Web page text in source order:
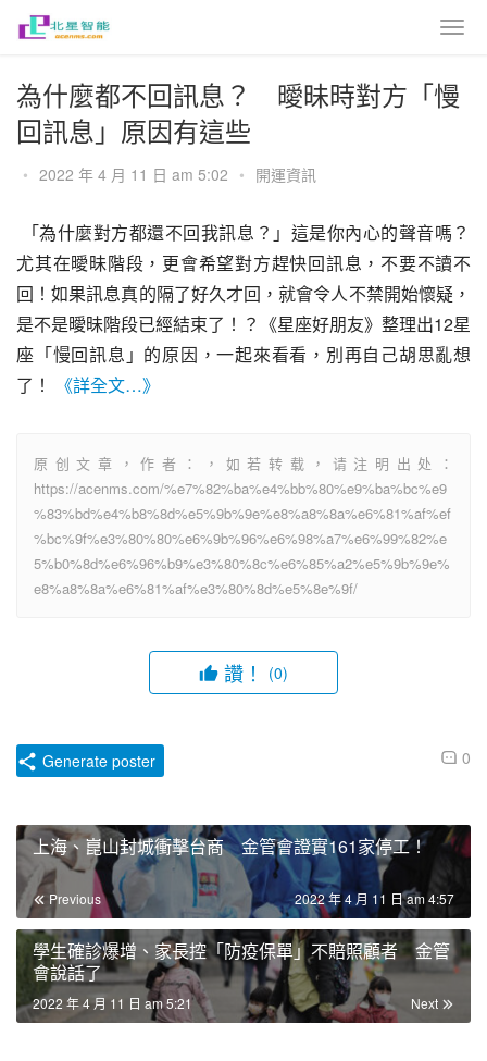
為什麼都不回訊息？ 曖昧時對方「慢
回訊息」原因有這些
• 2022 年 4 月 11 日 am 5:02 • 開運資訊
尤其在曖昧階段，更會希望對方趕快回訊息，不要不讀不
回！如果訊息真的隔了好久才回，就會令人不禁開始懷疑，
是不是曖昧階段已經結束了！？《星座好朋友》整理出12星
座「慢回訊息」的原因，一起來看看，別再自己胡思亂想
了！
《詳全文…》
原创文章，作者：，如若转载，请注明出处：
https://acenms.com/%e7%82%ba%e4%bb%80%e9%ba%bc%e9
%83%bd%e4%b8%8d%e5%9b%9e%e8%a8%8a%e6%81%af%ef
%bc%9f%e3%80%80%e6%9b%96%e6%98%a7%e6%99%82%e
5%b0%8d%e6%96%b9%e3%80%8c%e6%85%a2%e5%9b%9e%
e8%a8%8a%e6%81%af%e3%80%8d%e5%8e%9f/
讚！ (0)
0
Generate poster
上海、崑山封城衝擊台商 金管會證實161家停工！
Previous 2022 年 4 月 11 日 am 4:57
學生確診爆增、家長控「防疫保單」不賠照顧者 金管
會說話了
Next
2022 年 4 月 11 日 am 5:21